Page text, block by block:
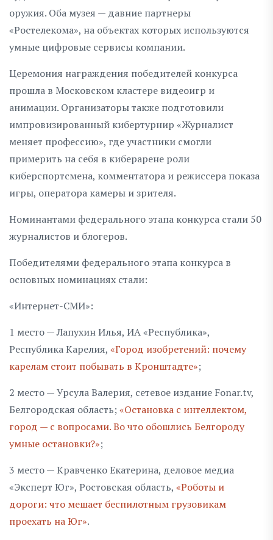
оружия. Оба музея — давние партнеры
«Ростелекома», на объектах которых используются
умные цифровые сервисы компании.
Церемония награждения победителей конкурса
прошла в Московском кластере видеоигр и
анимации. Организаторы также подготовили
импровизированный кибертурнир «Журналист
меняет профессию», где участники смогли
примерить на себя в киберарене роли
киберспортсмена, комментатора и режиссера показа
игры, оператора камеры и зрителя.
Номинантами федерального этапа конкурса стали 50
журналистов и блогеров.
Победителями федерального этапа конкурса в
основных номинациях стали:
«Интернет-СМИ»:
1 место — Лапухин Илья, ИА «Республика»,
Республика Карелия, «Город изобретений: почему
карелам стоит побывать в Кронштадте»;
2 место — Урсула Валерия, сетевое издание Fonar.tv,
Белгородская область; «Остановка с интеллектом,
город — с вопросами. Во что обошлись Белгороду
умные остановки?»;
3 место — Кравченко Екатерина, деловое медиа
«Эксперт Юг», Ростовская область, «Роботы и
дороги: что мешает беспилотным грузовикам
проехать на Юг».